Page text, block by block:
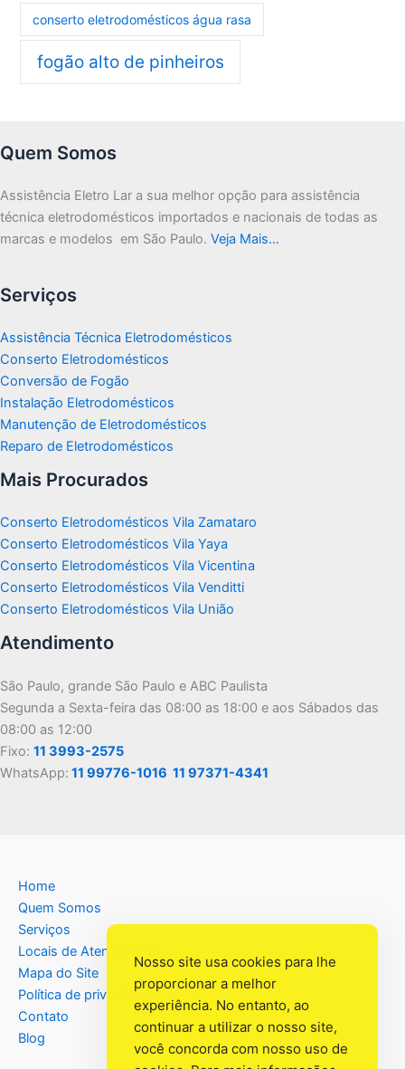
conserto eletrodomésticos água rasa
fogão alto de pinheiros
Quem Somos
Assistência Eletro Lar a sua melhor opção para assistência
técnica eletrodomésticos importados e nacionais de todas as
marcas e modelos em São Paulo. Veja Mais…
Serviços
Assistência Técnica Eletrodomésticos
Conserto Eletrodomésticos
Conversão de Fogão
Instalação Eletrodomésticos
Manutenção de Eletrodomésticos
Reparo de Eletrodomésticos
Mais Procurados
Conserto Eletrodomésticos Vila Zamataro
Conserto Eletrodomésticos Vila Yaya
Conserto Eletrodomésticos Vila Vicentina
Conserto Eletrodomésticos Vila Venditti
Conserto Eletrodomésticos Vila União
Atendimento
São Paulo, grande São Paulo e ABC Paulista
Segunda a Sexta-feira das 08:00 as 18:00 e aos Sábados das
08:00 as 12:00
Fixo: 11 3993-2575
WhatsApp: 11 99776-1016 11 97371-4341
Home
Quem Somos
Serviços
Locais de Atendimento
Mapa do Site
Política de privacidade
Contato
Blog
Nosso site usa cookies para lhe
proporcionar a melhor
experiência. No entanto, ao
continuar a utilizar o nosso site,
você concorda com nosso uso de